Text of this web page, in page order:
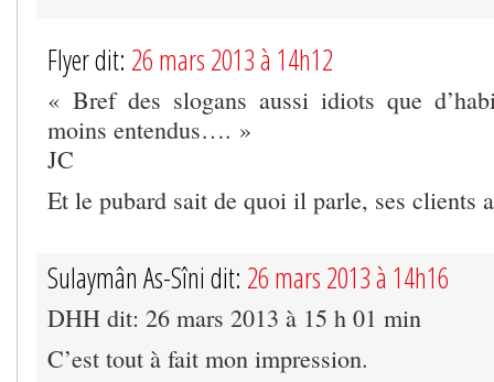
Flyer dit: 26 mars 2013 à 14h12
« Bref des slogans aussi idiots que
moins entendus…. »
JC
Et le pubard sait de quoi il parle, ses clients
Sulaymân As-Sîni dit: 26 mars 2013 à 14h16
DHH dit: 26 mars 2013 à 15 h 01 min
C’est tout à fait mon impression.